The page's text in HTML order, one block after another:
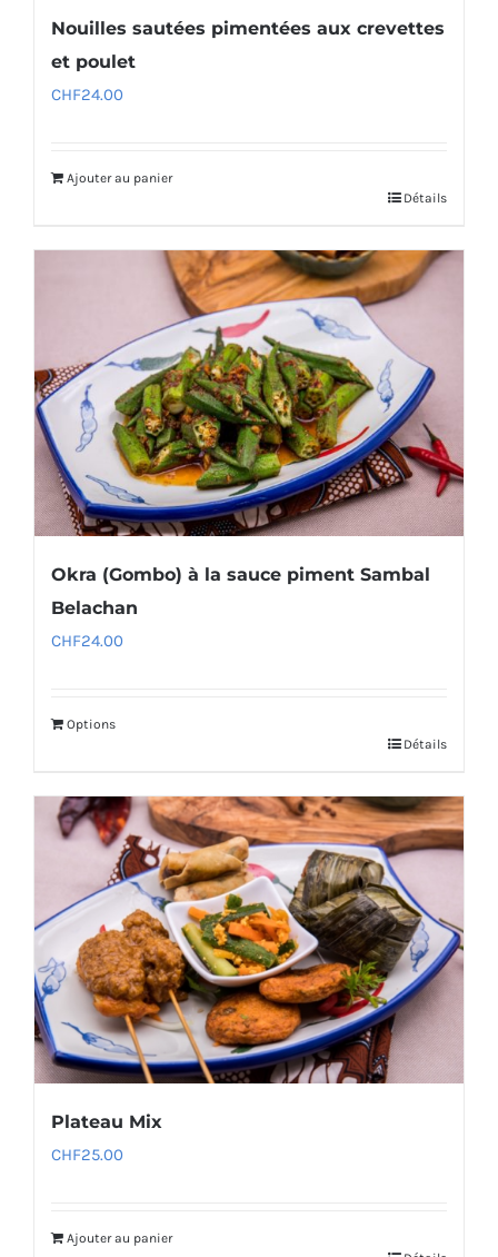
Nouilles sautées pimentées aux crevettes
et poulet
CHF24.00
Ajouter au panier
Détails
Okra (Gombo) à la sauce piment Sambal
Belachan
CHF24.00
Options
Détails
Plateau Mix
CHF25.00
Ajouter au panier